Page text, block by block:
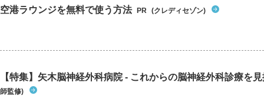
空港ラウンジを無料で使う方法 PR (クレディセゾン)
【特集】矢木脳神経外科病院 - これからの脳神経外科診療を
師監修)